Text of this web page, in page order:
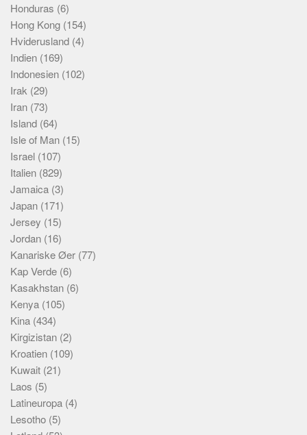
Honduras (6)
Hong Kong (154)
Hviderusland (4)
Indien (169)
Indonesien (102)
Irak (29)
Iran (73)
Island (64)
Isle of Man (15)
Israel (107)
Italien (829)
Jamaica (3)
Japan (171)
Jersey (15)
Jordan (16)
Kanariske Øer (77)
Kap Verde (6)
Kasakhstan (6)
Kenya (105)
Kina (434)
Kirgizistan (2)
Kroatien (109)
Kuwait (21)
Laos (5)
Latineuropa (4)
Lesotho (5)